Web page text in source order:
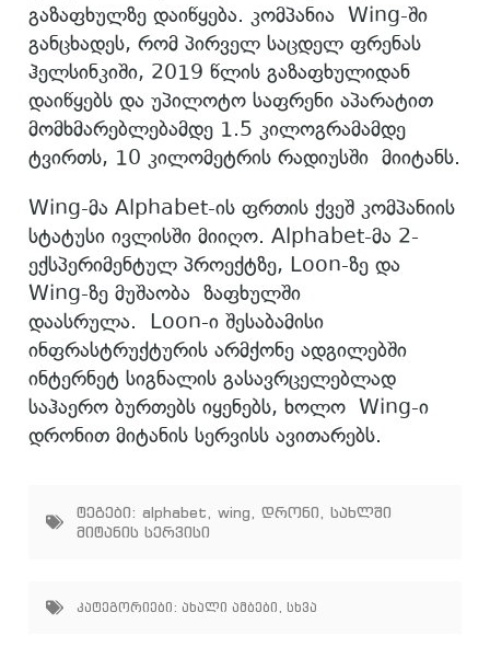
გაზაფხულზე დაიწყება. კომპანია Wing-ში
განცხადეს, რომ პირველ საცდელ ფრენას
ჰელსინკიში, 2019 წლის გაზაფხულიდან
დაიწყებს და უპილოტო საფრენი აპარატით
მომხმარებლებამდე 1.5 კილოგრამამდე
ტვირთს, 10 კილომეტრის რადიუსში მიიტანს.
Wing-მა Alphabet-ის ფრთის ქვეშ კომპანიის
სტატუსი ივლისში მიიღო. Alphabet-მა 2-
ექსპერიმენტულ პროექტზე, Loon-ზე და
Wing-ზე მუშაობა ზაფხულში
დაასრულა. Loon-ი შესაბამისი
ინფრასტრუქტურის არმქონე ადგილებში
ინტერნეტ სიგნალის გასავრცელებლად
საჰაერო ბურთებს იყენებს, ხოლო Wing-ი
დრონით მიტანის სერვისს ავითარებს.
ტეგები: alphabet, wing, დრონი, სახლში
მიტანის სერვისი
კატეგორიები: ახალი ამბები , სხვა